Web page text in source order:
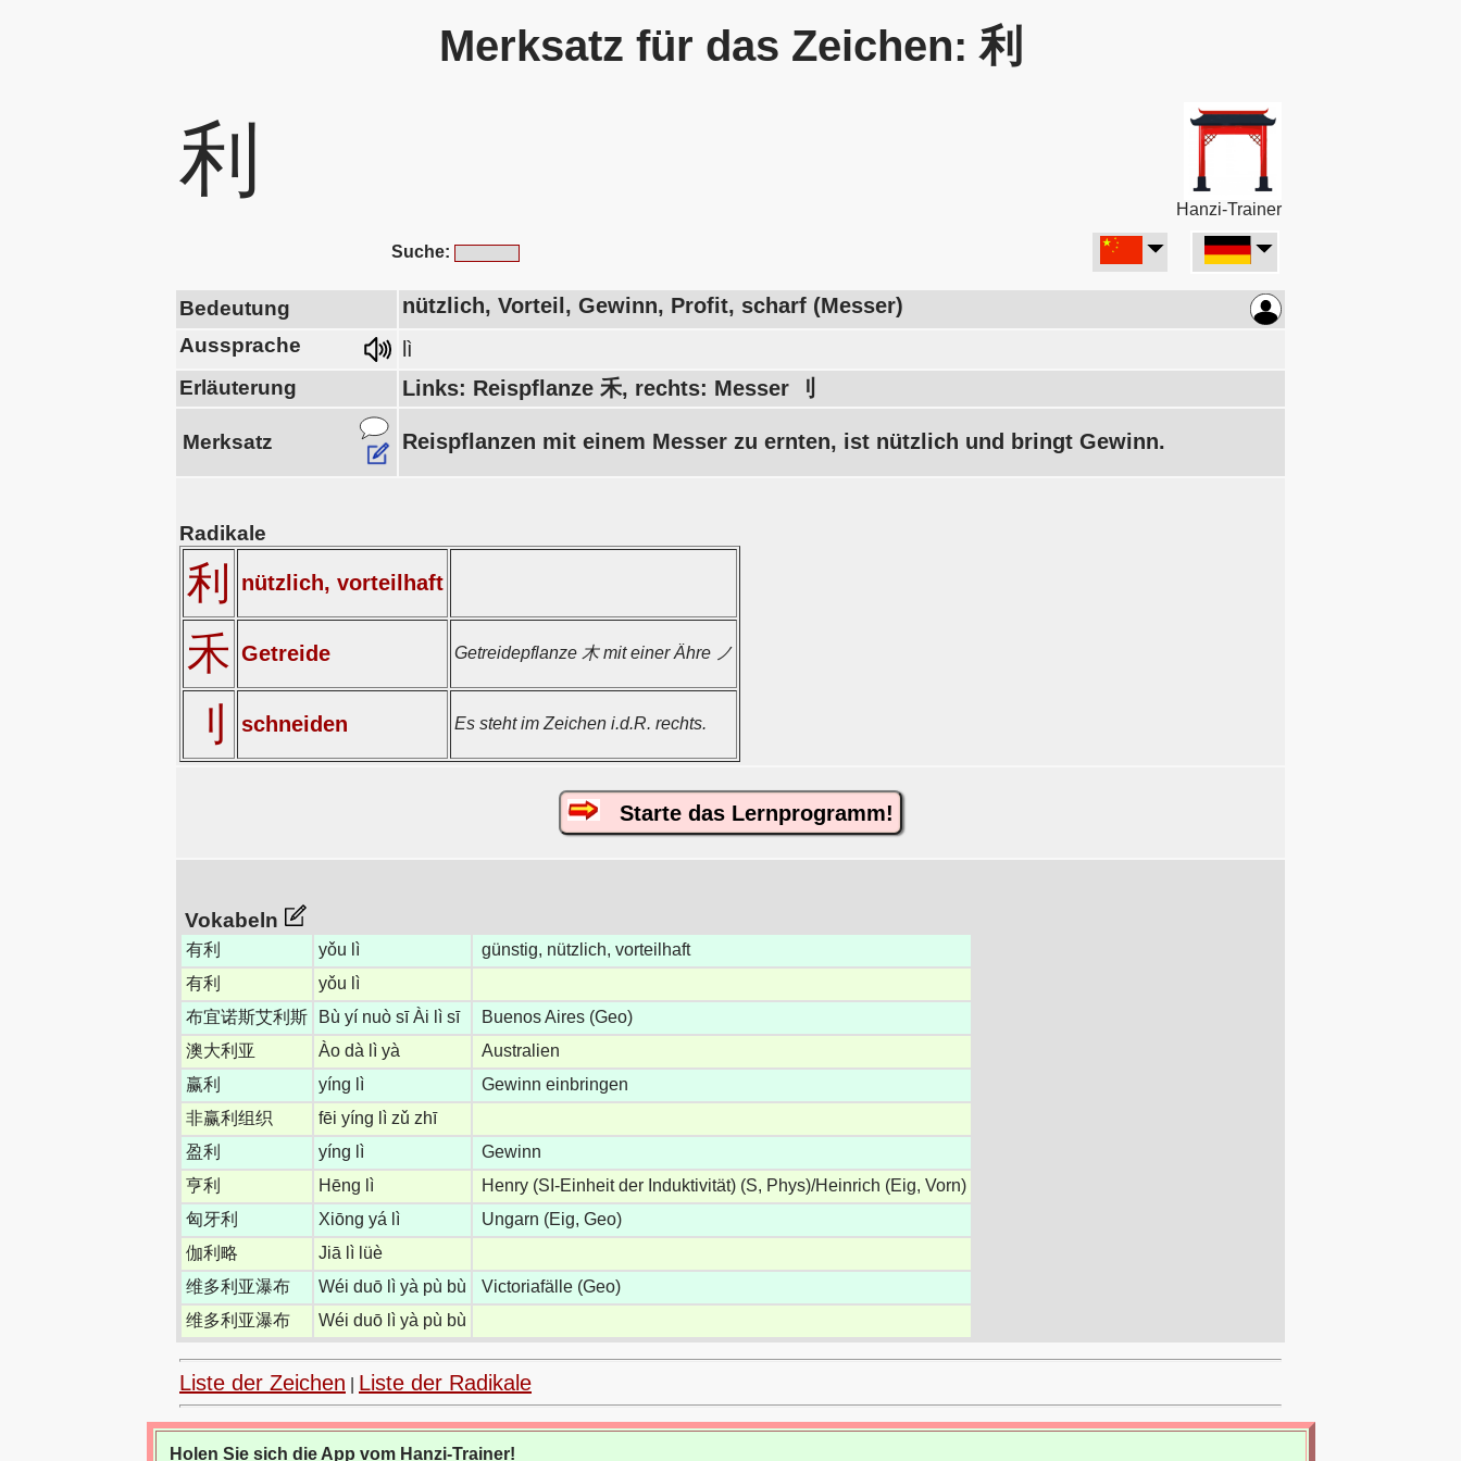
Merksatz für das Zeichen: 利
利
Hanzi-Trainer
Suche:
Bedeutung nützlich, Vorteil, Gewinn, Profit, scharf (Messer)
Aussprache lì
Erläuterung Links: Reispflanze 禾, rechts: Messer 刂
Merksatz Reispflanzen mit einem Messer zu ernten, ist nützlich und bringt Gewinn.
Radikale
利 nützlich, vorteilhaft
禾 Getreide Getreidepflanze 木 mit einer Ähre ノ
刂 schneiden Es steht im Zeichen i.d.R. rechts.
Starte das Lernprogramm!
Vokabeln
有利 yǒu lì
günstig, nützlich, vorteilhaft
有利
yǒu lì
布宜诺斯艾利斯
Bù yí nuò sī Ài lì sī
Buenos Aires (Geo)
澳大利亚
Ào dà lì yà
Australien
赢利
yíng lì
Gewinn einbringen
非赢利组织
fēi yíng lì zǔ zhī
盈利
yíng lì
Gewinn
亨利
Hēng lì
Henry (SI-Einheit der Induktivität) (S, Phys)/Heinrich (Eig, Vorn)
匈牙利
Xiōng yá lì
Ungarn (Eig, Geo)
伽利略
Jiā lì lüè
维多利亚瀑布
Wéi duō lì yà pù bù
Victoriafälle (Geo)
维多利亚瀑布
Wéi duō lì yà pù bù
Liste der Zeichen Liste der Radikale
Holen Sie sich die App vom Hanzi-Trainer!